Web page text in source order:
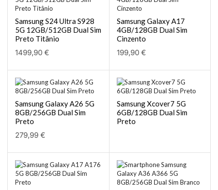
Samsung S24 Ultra S928
5G 12GB/512GB Dual Sim
Preto Titânio
1499,90 €
Samsung Galaxy A17
4GB/128GB Dual Sim
Cinzento
199,90 €
Samsung Galaxy A26 5G
8GB/256GB Dual Sim
Preto
279,99 €
Samsung Xcover7 5G
6GB/128GB Dual Sim
Preto